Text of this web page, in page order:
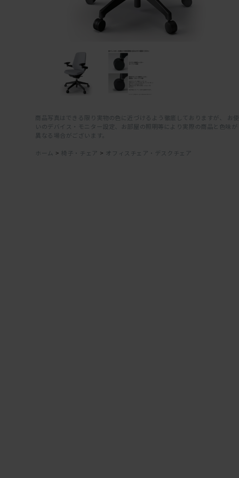
商品写真はできる限り実物の色に近づけるよう徹底しておりますが、 お使
いのデバイス・モニター設定、お部屋の照明等により実際の商品と色味が
異なる場合がございます。
ホーム > 椅子・チェア > オフィスチェア・デスクチェア